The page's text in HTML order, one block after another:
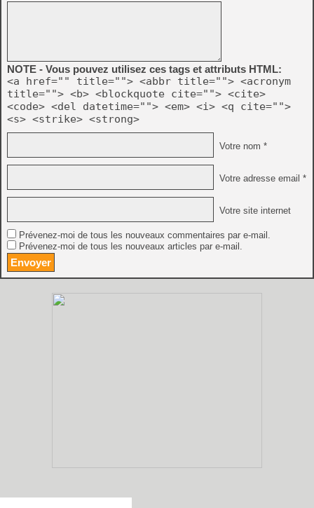
NOTE - Vous pouvez utilisez ces tags et attributs HTML:
<a href="" title=""> <abbr title=""> <acronym
title=""> <b> <blockquote cite=""> <cite>
<code> <del datetime=""> <em> <i> <q cite="">
<s> <strike> <strong>
Votre nom *
Votre adresse email *
Votre site internet
Prévenez-moi de tous les nouveaux commentaires par e-mail.
Prévenez-moi de tous les nouveaux articles par e-mail.